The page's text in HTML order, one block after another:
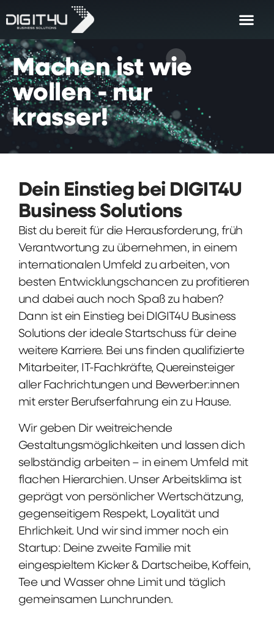
Machen ist wie
wollen - nur
krasser!
Dein Einstieg bei DIGIT4U
Business Solutions
Bist du bereit für die Herausforderung, früh
Verantwortung zu übernehmen, in einem
internationalen Umfeld zu arbeiten, von
besten Entwicklungschancen zu profitieren
und dabei auch noch Spaß zu haben?
Dann ist ein Einstieg bei DIGIT4U Business
Solutions der ideale Startschuss für deine
weitere Karriere. Bei uns finden qualifizierte
Mitarbeiter, IT-Fachkräfte, Quereinsteiger
aller Fachrichtungen und Bewerber:innen
mit erster Berufserfahrung ein zu Hause.
Wir geben Dir weitreichende
Gestaltungsmöglichkeiten und lassen dich
selbständig arbeiten – in einem Umfeld mit
flachen Hierarchien. Unser Arbeitsklima ist
geprägt von persönlicher Wertschätzung,
gegenseitigem Respekt, Loyalität und
Ehrlichkeit. Und wir sind immer noch ein
Startup: Deine zweite Familie mit
eingespieltem Kicker & Dartscheibe, Koffein,
Tee und Wasser ohne Limit und täglich
gemeinsamen Lunchrunden.